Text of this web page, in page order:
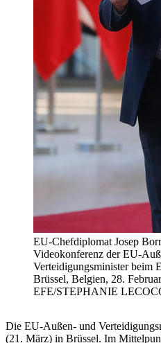
EU-Chefdiplomat Josep
Videokonferenz der EU-
Verteidigungsminister beim
Brüssel, Belgien, 28.
EFE/STEPHANIE
Die EU-Außen- und
(21. März) in Brüssel. Im